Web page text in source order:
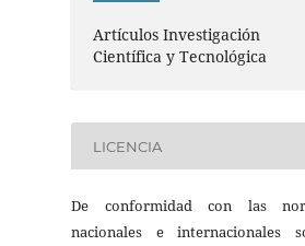
Artículos Investigación
Científica y Tecnológica
LICENCIA
De conformidad con las
nacionales e internacionales